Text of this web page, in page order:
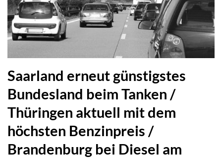
Saarland erneut günstigstes
Bundesland beim Tanken /
Thüringen aktuell mit dem
höchsten Benzinpreis /
Brandenburg bei Diesel am